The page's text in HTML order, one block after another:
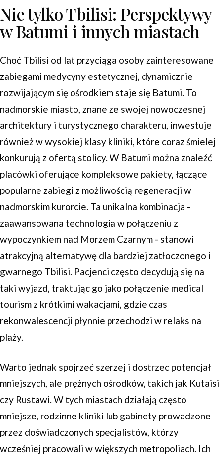
Nie tylko Tbilisi: Perspektywy
w Batumi i innych miastach
Choć Tbilisi od lat przyciąga osoby zainteresowane
zabiegami medycyny estetycznej, dynamicznie
rozwijającym się ośrodkiem staje się Batumi. To
nadmorskie miasto, znane ze swojej nowoczesnej
architektury i turystycznego charakteru, inwestuje
również w wysokiej klasy kliniki, które coraz śmielej
konkurują z ofertą stolicy. W Batumi można znaleźć
placówki oferujące kompleksowe pakiety, łączące
popularne zabiegi z możliwością regeneracji w
nadmorskim kurorcie. Ta unikalna kombinacja -
zaawansowana technologia w połączeniu z
wypoczynkiem nad Morzem Czarnym - stanowi
atrakcyjną alternatywę dla bardziej zatłoczonego i
gwarnego Tbilisi. Pacjenci często decydują się na
taki wyjazd, traktując go jako połączenie medical
tourism z krótkimi wakacjami, gdzie czas
rekonwalescencji płynnie przechodzi w relaks na
plaży.
Warto jednak spojrzeć szerzej i dostrzec potencjał
mniejszych, ale prężnych ośrodków, takich jak Kutaisi
czy Rustawi. W tych miastach działają często
mniejsze, rodzinne kliniki lub gabinety prowadzone
przez doświadczonych specjalistów, którzy
wcześniej pracowali w większych metropoliach. Ich